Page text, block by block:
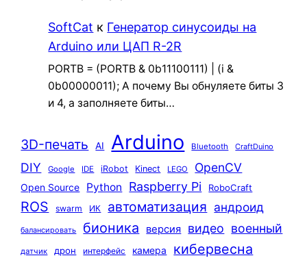
SoftCat к Генератор синусоиды на
Arduino или ЦАП R-2R
PORTB = (PORTB & 0b11100111) | (i &
0b00000011); А почему Вы обнуляете биты 3
и 4, а заполняете биты…
3D-печать AI Arduino Bluetooth CraftDuino
DIY Google IDE iRobot Kinect LEGO OpenCV
Open Source Python Raspberry Pi RoboCraft
ROS swarm ИК автоматизация андроид
балансировать бионика версия видео военный
датчик дрон интерфейс камера кибервесна